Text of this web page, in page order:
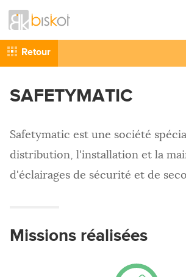
Recrutement
SITES INTERNET
RÉFÉRENCEMENT
HÉBERGEMENT
Retour
SAFETYMATIC
Safetymatic est une société
distribution, l'installation et la
d'éclairages de sécurité et de
Missions réalisées